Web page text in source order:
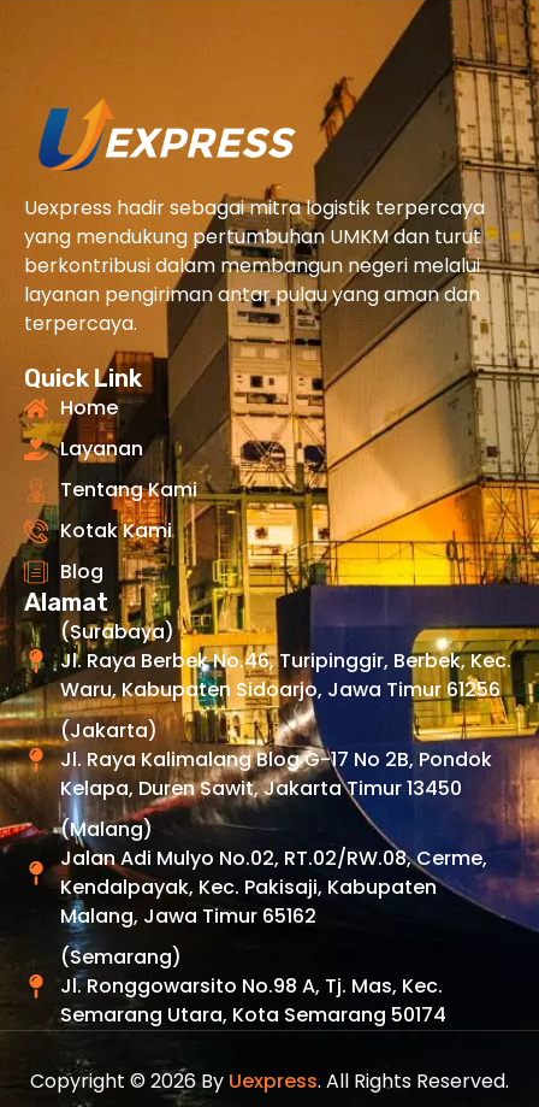
Uexpress hadir sebagai mitra logistik terpercaya
yang mendukung pertumbuhan UMKM dan turut
berkontribusi dalam membangun negeri melalui
layanan pengiriman antar pulau yang aman dan
terpercaya.
Quick Link
Home
Layanan
Tentang Kami
Kotak Kami
Blog
Alamat
(Surabaya)
Jl. Raya Berbek No.46, Turipinggir, Berbek, Kec.
Waru, Kabupaten Sidoarjo, Jawa Timur 61256
(Jakarta)
Jl. Raya Kalimalang Blog G-17 No 2B, Pondok
Kelapa, Duren Sawit, Jakarta Timur 13450
(Malang)
Jalan Adi Mulyo No.02, RT.02/RW.08, Cerme,
Kendalpayak, Kec. Pakisaji, Kabupaten
Malang, Jawa Timur 65162
(Semarang)
Jl. Ronggowarsito No.98 A, Tj. Mas, Kec.
Semarang Utara, Kota Semarang 50174
Copyright © 2026 By Uexpress. All Rights Reserved.